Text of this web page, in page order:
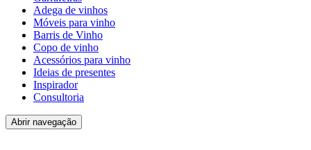
Adega de vinhos
Móveis para vinho
Barris de Vinho
Copo de vinho
Acessórios para vinho
Ideias de presentes
Inspirador
Consultoria
Abrir navegação